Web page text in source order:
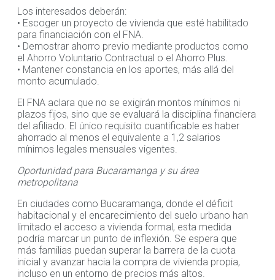
Los interesados deberán:
• Escoger un proyecto de vivienda que esté habilitado
para financiación con el FNA.
• Demostrar ahorro previo mediante productos como
el Ahorro Voluntario Contractual o el Ahorro Plus.
• Mantener constancia en los aportes, más allá del
monto acumulado.
El FNA aclara que no se exigirán montos mínimos ni
plazos fijos, sino que se evaluará la disciplina financiera
del afiliado. El único requisito cuantificable es haber
ahorrado al menos el equivalente a 1,2 salarios
mínimos legales mensuales vigentes.
Oportunidad para Bucaramanga y su área
metropolitana
En ciudades como Bucaramanga, donde el déficit
habitacional y el encarecimiento del suelo urbano han
limitado el acceso a vivienda formal, esta medida
podría marcar un punto de inflexión. Se espera que
más familias puedan superar la barrera de la cuota
inicial y avanzar hacia la compra de vivienda propia,
incluso en un entorno de precios más altos.